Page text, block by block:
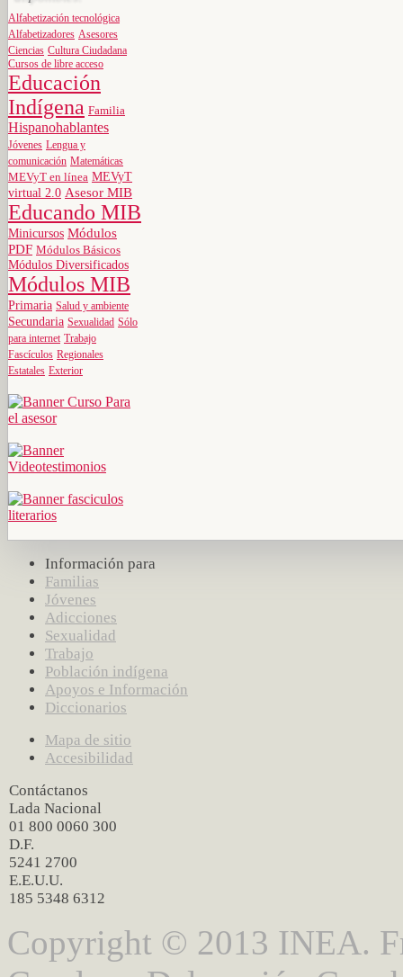
Alfabetización tecnológica
Alfabetizadores Asesores
Ciencias Cultura Ciudadana
Cursos de libre acceso
Educación
Indígena Familia
Hispanohablantes
Jóvenes Lengua y
comunicación Matemáticas
MEVyT en línea MEVyT
virtual 2.0 Asesor MIB
Educando MIB
Minicursos Módulos
PDF Módulos Básicos
Módulos Diversificados
Módulos MIB
Primaria Salud y ambiente
Secundaria Sexualidad Sólo
para internet Trabajo
Fascículos Regionales
Estatales Exterior
Información para
Familias
Jóvenes
Adicciones
Sexualidad
Trabajo
Población indígena
Apoyos e Información
Diccionarios
Mapa de sitio
Accesibilidad
Contáctanos
Lada Nacional
01 800 0060 300
D.F.
5241 2700
E.E.U.U.
185 5348 6312
Copyright © 2013 INEA.